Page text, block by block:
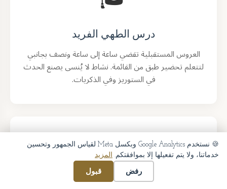
درس الطهي الفريد
العروس المستقبلية تقضي ساعة إلى ساعة ونصف بجانبي
لتتعلم تحضير طبق من القائمة. نشاط لا يُنسى يصنع الحدث
في الستوريز وفي الذكريات.
🍽️
🍪 نستخدم Google Analytics وبكسل Meta لقياس الجمهور وتحسين
خدماتنا، ولا يتم تفعيلها إلا بموافقتكم. المزيد
رفض قبول